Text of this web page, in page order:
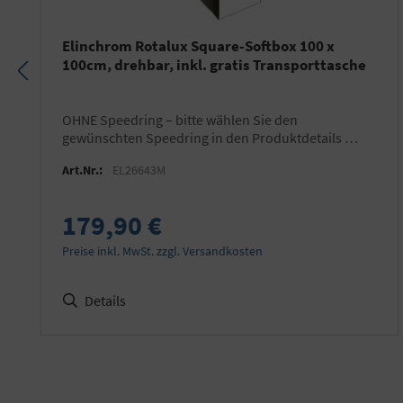
Elinchrom Rotalux Square-Softbox 100 x
100cm, drehbar, inkl. gratis Transporttasche
OHNE Speedring – bitte wählen Sie den
gewünschten Speedring in den Produktdetails …
Art.Nr.: EL26643M
179,90 €
Preise inkl. MwSt. zzgl. Versandkosten
Details